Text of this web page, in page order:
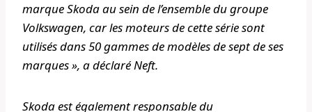
marque Skoda au sein de l’ensemble du groupe
Volkswagen, car les moteurs de cette série sont
utilisés dans 50 gammes de modèles de sept de ses
marques », a déclaré Neft.
Skoda est également responsable du